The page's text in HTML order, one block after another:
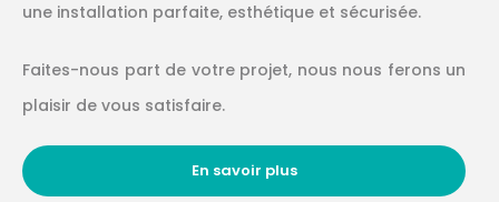
une installation parfaite, esthétique et sécurisée.
Faites-nous part de votre projet, nous nous ferons un
plaisir de vous satisfaire.
En savoir plus